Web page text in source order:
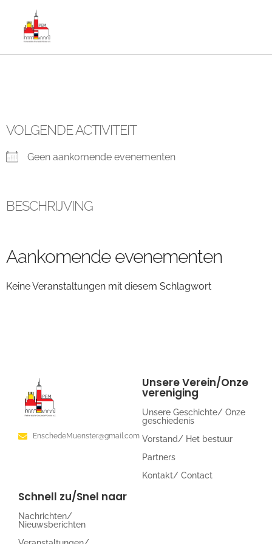
VOLGENDE ACTIVITEIT
Geen aankomende evenementen
BESCHRIJVING
Aankomende evenementen
Keine Veranstaltungen mit diesem Schlagwort
EnschedeMuenster@gmail.com
Unsere Verein/Onze
vereniging
Unsere Geschichte/ Onze
geschiedenis
Vorstand/ Het bestuur
Partners
Kontakt/ Contact
Schnell zu/Snel naar
Nachrichten/
Nieuwsberichten